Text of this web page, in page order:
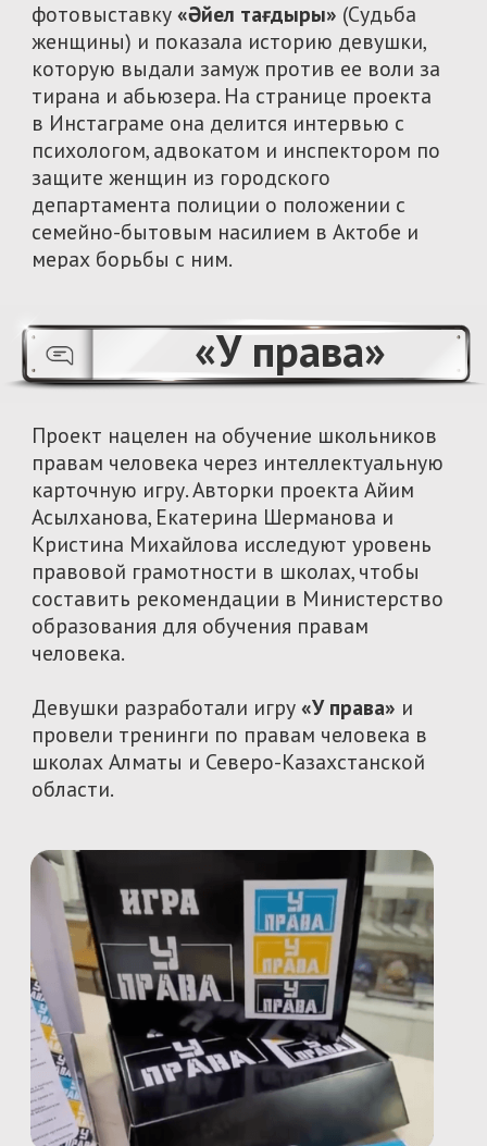
«Казахстанская программа стажировок» —
это оплачиваемая профессиональная
стажировка для молодежи в ведущих
некоммерческих организациях,
независимых медиа и социально-
ответственных бизнес-компаниях в любом
городе Казахстана.
5 выпускников программы прошли тренинг
по проектному менеджменту в Алматы и
запустили проект о финансовой
грамотности ProQarzhy.
Еркебулан Куанбай из Астаны
(Factcheck),
Батыржан Кусайынов из Актобе (Urban
Forum Kazakhstan),
Бейімбет Молдагали из Астаны (Vlast.kz),
Подробнее
«Тренинг дал мне уверенность и
практические навыки для успешного
планирования и реализации проектов. Я
теперь осознаю важность каждого шага
планирования и понимаю, как
использовать методику SMART для
определения четких целей. Благодаря
этим знаниям, я чувствую себя более